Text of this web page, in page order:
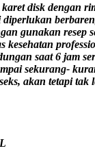
disk dengan
diperlukan
gunakan resep
kesehatan
saat 6 jam
sekurang-
akan tetapi tak